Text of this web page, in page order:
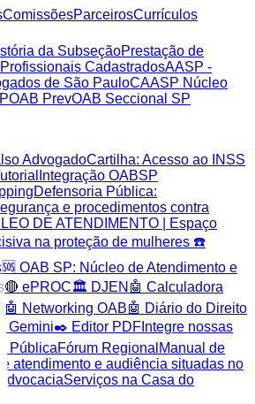
ComissõesParceirosCurrículos
da SubseçãoPrestação de
CadastradosAASP -
de São PauloCAASP Núcleo
OAB PrevOAB Seccional SP
AdvogadoCartilha: Acesso ao INSS
Integração OABSP
Defensoria Pública:
e procedimentos contra
DE ATENDIMENTO | Espaço
na proteção de mulheres ☎️
🆘 OAB SP: Núcleo de Atendimento e
🔴 ePROC🏛️ DJEN 🤖 Calculadora
🤖 Networking OAB🤖 Diário do Direito
Gemini✒️ Editor PDF Integre nossas
PúblicaFórum Regional Manual de
atendimento e audiência situadas no
Serviços na Casa do